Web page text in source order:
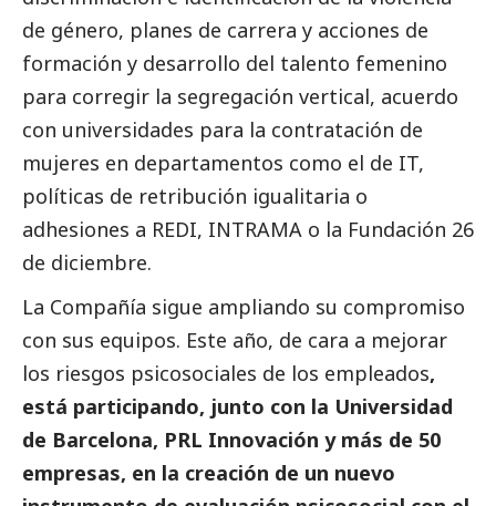
de género, planes de carrera y acciones de
formación y desarrollo del talento femenino
para corregir la segregación vertical, acuerdo
con universidades para la contratación de
mujeres en departamentos como el de IT,
políticas de retribución igualitaria o
adhesiones a REDI, INTRAMA o la Fundación 26
de diciembre.
La Compañía sigue ampliando su compromiso
con sus equipos. Este año, de cara a mejorar
los riesgos psicosociales de los empleados,
está participando, junto con la Universidad
de Barcelona, PRL Innovación y más de 50
empresas, en la creación de un nuevo